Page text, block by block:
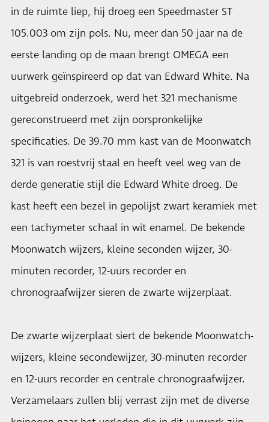
in de ruimte liep, hij droeg een Speedmaster ST
105.003 om zijn pols. Nu, meer dan 50 jaar na de
eerste landing op de maan brengt OMEGA een
uurwerk geïnspireerd op dat van Edward White. Na
uitgebreid onderzoek, werd het 321 mechanisme
gereconstrueerd met zijn oorspronkelijke
specificaties. De 39.70 mm kast van de Moonwatch
321 is van roestvrij staal en heeft veel weg van de
derde generatie stijl die Edward White droeg. De
kast heeft een bezel in gepolijst zwart keramiek met
een tachymeter schaal in wit enamel. De bekende
Moonwatch wijzers, kleine seconden wijzer, 30-
minuten recorder, 12-uurs recorder en
chronograafwijzer sieren de zwarte wijzerplaat.
De zwarte wijzerplaat siert de bekende Moonwatch-
wijzers, kleine secondewijzer, 30-minuten recorder
en 12-uurs recorder en centrale chronograafwijzer.
Verzamelaars zullen blij verrast zijn met de diverse